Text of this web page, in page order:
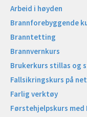
Arbeid i høyden
Brannforebyggende
Branntetting
Brannvernkurs
Brukerkurs stillas og
Fallsikringskurs på
Farlig verktøy
Førstehjelpskurs med